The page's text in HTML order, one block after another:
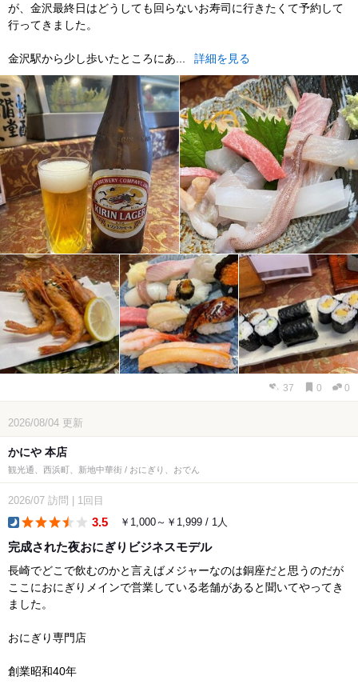
が、金沢最終日はどうしても回らないお寿司に行きたくて予約して
行ってきました。
金沢駅から少し歩いたところにあ... 詳細を見る
37 0 0
2026/08/04 更新
かにや 本店
観光通、西浜町、新地中華街 / おにぎり、おでん
2026/07 訪問 1回目
3.5 ￥1,000～￥1,999 / 1人
完成された夜おにぎりビジネスモデル
長崎でどこで飲むのかと言えばメジャーなのは銅座だと思うのだが
ここにおにぎりメインで営業している老舗があると聞いてやってき
ました。
おにぎり専門店
創業昭和40年